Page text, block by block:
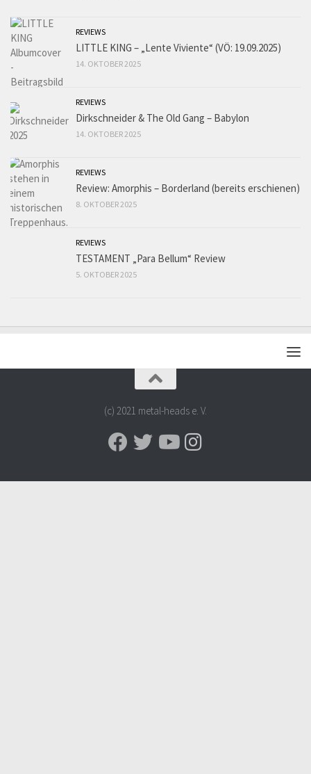
REVIEWS
LITTLE KING – „Lente Viviente“ (VÖ: 19.09.2025)
14. OKTOBER 2025
REVIEWS
Dirkschneider & The Old Gang – Babylon
14. OKTOBER 2025
REVIEWS
Review: Amorphis – Borderland (bereits erschienen)
8. OKTOBER 2025
REVIEWS
TESTAMENT „Para Bellum“ Review
5. OKTOBER 2025
(c) 2021 metal-heads e. V.